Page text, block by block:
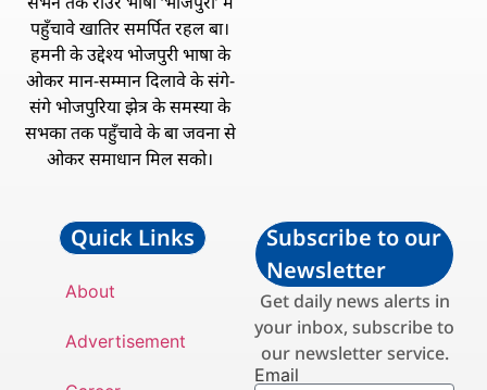
पहुँचावे खातिर समर्पित रहल बा।
हमनी के उद्देश्य भोजपुरी भाषा के
ओकर मान-सम्मान दिलावे के संगे-
संगे भोजपुरिया झेत्र के समस्या के
सभका तक पहुँचावे के बा जवना से
ओकर समाधान मिल सको।
Quick Links
About
Advertisement
Subscribe to our
Newsletter
Get daily news alerts in
your inbox, subscribe to
our newsletter service.
Email